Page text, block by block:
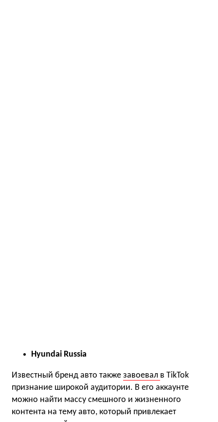
Hyundai Russia
Известный бренд авто также завоевал в TikTok
признание широкой аудитории. В его аккаунте
можно найти массу смешного и жизненного
контента на тему авто, который привлекает